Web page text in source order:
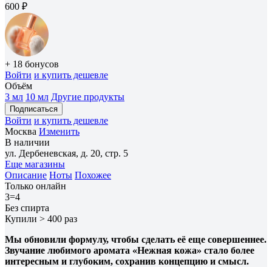
600 ₽
+ 18 бонусов
Войти и купить дешевле
Объём
3 мл 10 мл Другие продукты
Подписаться
Войти и купить дешевле
Москва Изменить
В наличии
ул. Дербеневская, д. 20, стр. 5
Еще магазины
Описание Ноты Похожее
Только онлайн
3=4
Без спирта
Купили > 400 раз
Мы обновили формулу, чтобы сделать её еще совершеннее.
Звучание любимого аромата «Нежная кожа» стало более
интересным и глубоким, сохранив концепцию и смысл.